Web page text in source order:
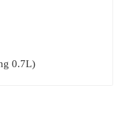
0.7L)